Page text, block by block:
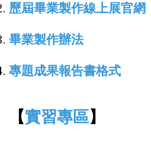
歷屆畢業製作線上展官網
畢業製作辦法
專題成果報告書格式
【實習專區】